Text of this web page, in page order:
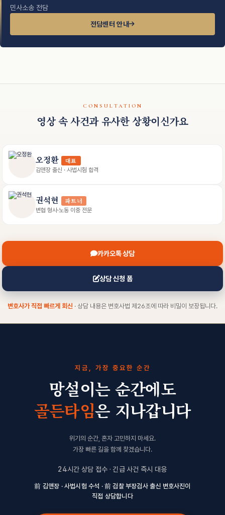
민사소송 전담
전담센터 안내
CONSULTATION
영상 속 사건과 유사한 상황이신가요
오정환 대표
김앤장 출신 · 사법시험 합격
권석현 파트너
변협 형사·노동 이중 전문
카카오톡 상담
상담 신청 폼
변호사가 직접 빠르게 회신 · 상담 내용은 변호사법 제26조에 따라 비밀이 보장됩니다.
지금, 가장 중요한 순간
망설이는 순간에도
골든타임은 지나갑니다
위기의 순간, 혼자 고민하지 마세요.
가장 빠른 길을 함께 찾겠습니다.
24시간 상담 접수 · 긴급 사건 즉시 대응
前 김앤장 · 사법시험 수석 · 前 검찰 부장검사 출신 변호사진이
직접 상담합니다